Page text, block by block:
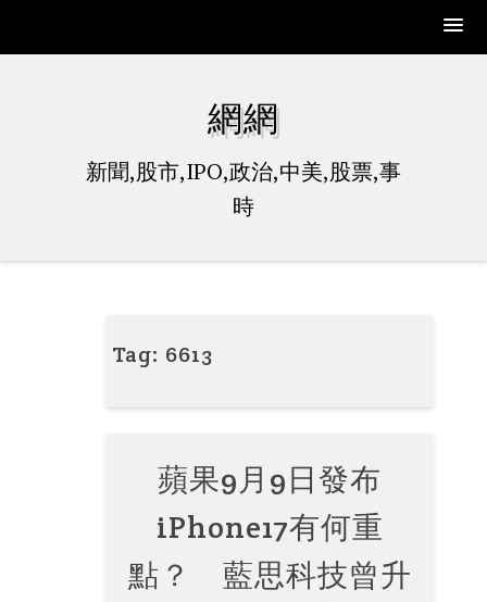
網網
新聞,股市,IPO,政治,中美,股票,事
時
Tag: 6613
蘋果9月9日發布
iPhone17有何重
點？ 藍思科技曾升